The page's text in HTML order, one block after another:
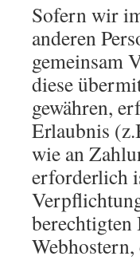
Sofern wir
anderen
gemeinsam
diese
gewähren,
Erlaubnis
wie an
erforderlich
berechtigten
Webhostern,